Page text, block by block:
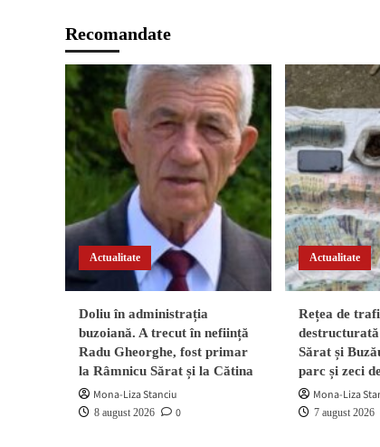
Recomandate
Actualitate
Doliu în administrația
buzoiană. A trecut în neființă
Radu Gheorghe, fost primar
la Râmnicu Sărat și la Cătina
Mona-Liza Stanciu
8 august 2026 0
Actualitate
Rețea de
Sărat și
parc și zeci
Mona-Liza
7 august 2026